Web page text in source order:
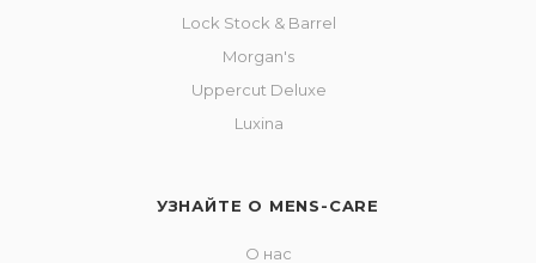
Lock Stock & Barrel
Morgan's
Uppercut Deluxe
Luxina
УЗНАЙТЕ О MENS-CARE
О нас